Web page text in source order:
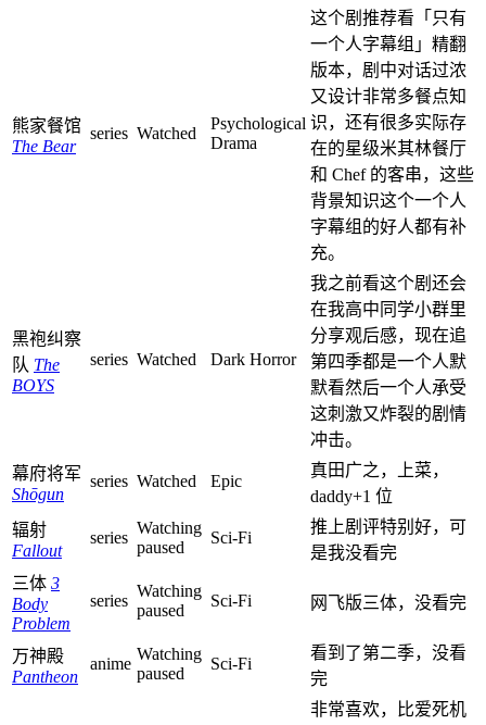
熊家餐馆
The Bear
series Watched
Psychological
Drama
这个剧推荐看「只有
一个人字幕组」精翻
版本，剧中对话过浓
又设计非常多餐点知
识，还有很多实际存
在的星级米其林餐厅
和 Chef 的客串，这些
背景知识这个一个人
字幕组的好人都有补
充。
黑袍纠察
队 The
BOYS
series Watched Dark Horror
我之前看这个剧还会
在我高中同学小群里
分享观后感，现在追
第四季都是一个人默
默看然后一个人承受
这刺激又炸裂的剧情
冲击。
幕府将军
Shōgun
series Watched Epic
真田广之，上菜，
daddy+1 位
辐射
Fallout
series
Watching
paused
Sci-Fi
推上剧评特别好，可
是我没看完
三体 3
Body
Problem
series
Watching
paused
Sci-Fi 网飞版三体，没看完
万神殿
Pantheon
anime
Watching
paused
Sci-Fi
看到了第二季，没看
完
非常喜欢，比爱死机